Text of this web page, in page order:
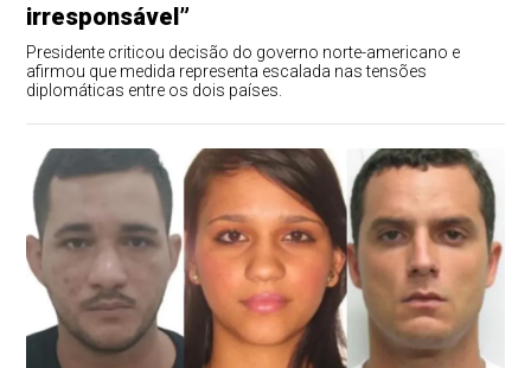
irresponsável”
Presidente criticou decisão do governo norte-americano e
afirmou que medida representa escalada nas tensões
diplomáticas entre os dois países.